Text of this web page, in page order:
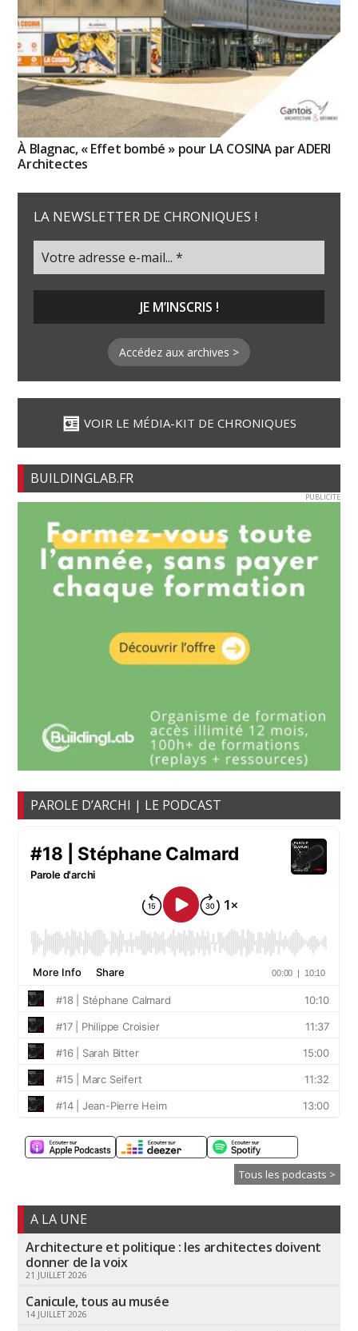
À Blagnac, « Effet bombé » pour LA COSINA par ADERI
Architectes
LA NEWSLETTER DE CHRONIQUES !
Accédez aux archives >
VOIR LE MÉDIA-KIT DE CHRONIQUES
BUILDINGLAB.FR
PUBLICITE
PAROLE D’ARCHI | LE PODCAST
Tous les podcasts >
A LA UNE
Architecture et politique : les architectes doivent
donner de la voix
21 JUILLET 2026
Canicule, tous au musée
14 JUILLET 2026